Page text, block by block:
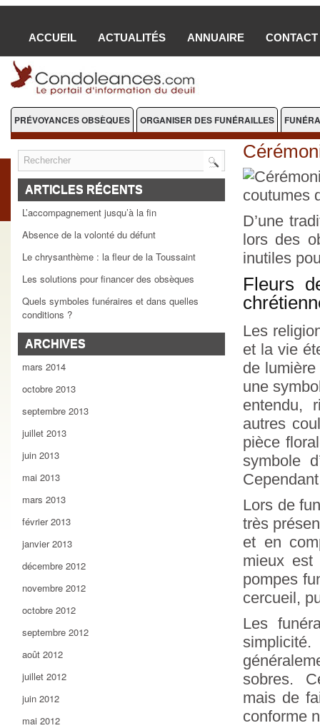
ACCUEIL ACTUALITÉS ANNUAIRE CONTACT
PRÉVOYANCES OBSÈQUES ORGANISER DES FUNÉRAILLES
ARTICLES RÉCENTS
L’accompagnement jusqu’à la fin
Absence de la volonté du défunt
Le chrysanthème : la fleur de la Toussaint
Les solutions pour financer des obsèques
Quels symboles funéraires et dans quelles
conditions ?
ARCHIVES
mars 2014
octobre 2013
septembre 2013
juillet 2013
juin 2013
mai 2013
mars 2013
février 2013
janvier 2013
décembre 2012
novembre 2012
octobre 2012
septembre 2012
août 2012
juillet 2012
juin 2012
mai 2012
D’une
lors des
inutiles
Fleurs
Les
et la vie
de
une
entendu,
autres
pièce
symbole
Lors de
très
et en
mieux est
pompes
cercueil,
Les
sobres.
mais de
conforme